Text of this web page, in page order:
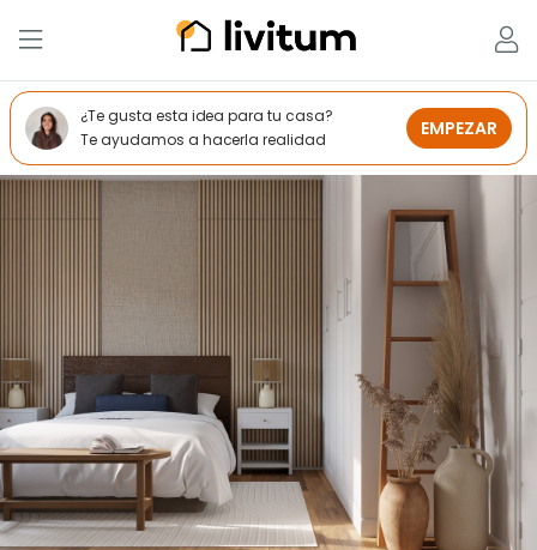
¿Te gusta esta idea para tu casa?
Te ayudamos a hacerla realidad
EMPEZAR